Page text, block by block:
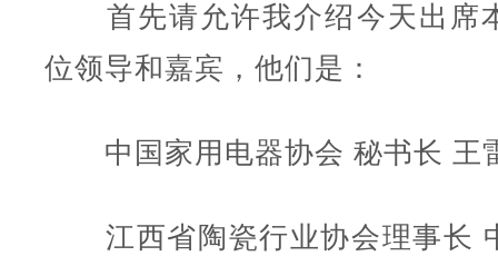
首先请允许我介绍今天出席
位领导和嘉宾，他们是：
中国家用电器协会 秘书长 王
江西省陶瓷行业协会理事长